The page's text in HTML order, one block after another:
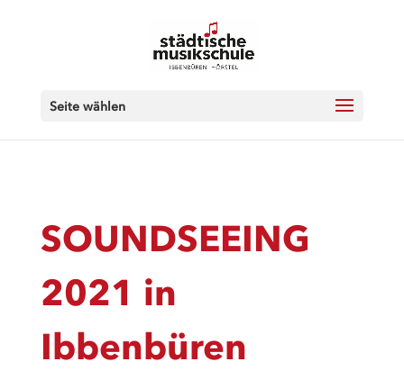
Seite wählen
SOUNDSEEING
2021 in
Ibbenbüren